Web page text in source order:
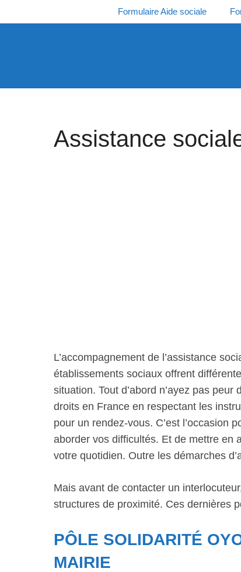
au
Formulaire Aide sociale
Assistance
L’accompagnement de l’assistance
établissements sociaux offrent
situation. Tout d’abord n’ayez pas
droits en France en respectant les
pour un rendez-vous. C’est l’occasion
aborder vos difficultés. Et de mettre en
votre quotidien. Outre les démarches
Mais avant de contacter un
structures de proximité. Ces dernières
PÔLE SOLIDARITÉ
MAIRIE